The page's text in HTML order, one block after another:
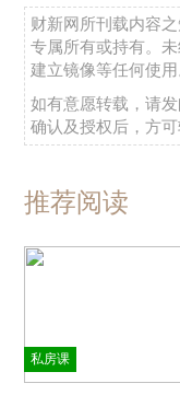
财新网所刊载内容
专属所有或持有。
建立镜像等任何使用
如有意愿转载，请
确认及授权后，方可
推荐阅读
私房课